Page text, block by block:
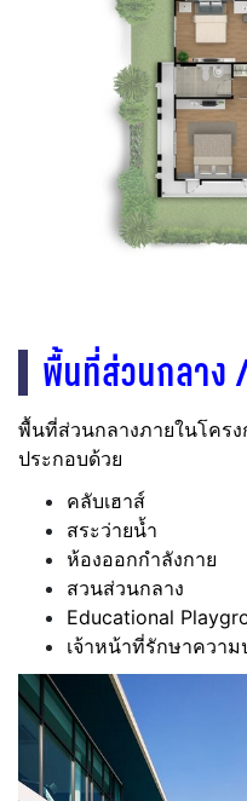
พื้นที่ส่วนกลาง /
พื้นที่ส่วนกลางภายในโครง
ประกอบด้วย
คลับเฮาส์
สระว่ายน้ำ
ห้องออกกำลังกาย
สวนส่วนกลาง
Educational
เจ้าหน้าที่รักษาควา